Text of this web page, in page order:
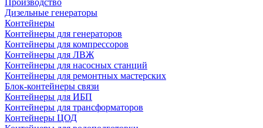
Производство
Дизельные генераторы
Контейнеры
Контейнеры для генераторов
Контейнеры для компрессоров
Контейнеры для ЛВЖ
Контейнеры для насосных станций
Контейнеры для ремонтных мастерских
Блок-контейнеры связи
Контейнеры для ИБП
Контейнеры для трансформаторов
Контейнеры ЦОД